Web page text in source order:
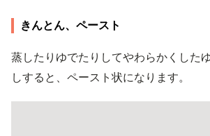
きんとん、ペースト
蒸したりゆでたりしてやわらかくした
しすると、ペースト状になります。